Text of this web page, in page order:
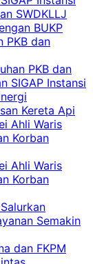
SWDKLLJ
BUKP
PKB dan
PKB dan
SIGAP Instansi
Kereta Api
Ahli Waris
Korban
Ahli Waris
Korban
Semakin
dan FKPM